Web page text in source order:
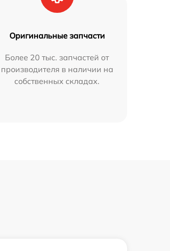
Оригинальные запчасти
Более 20 тыс. запчастей от
производителя в наличии на
собственных складах.